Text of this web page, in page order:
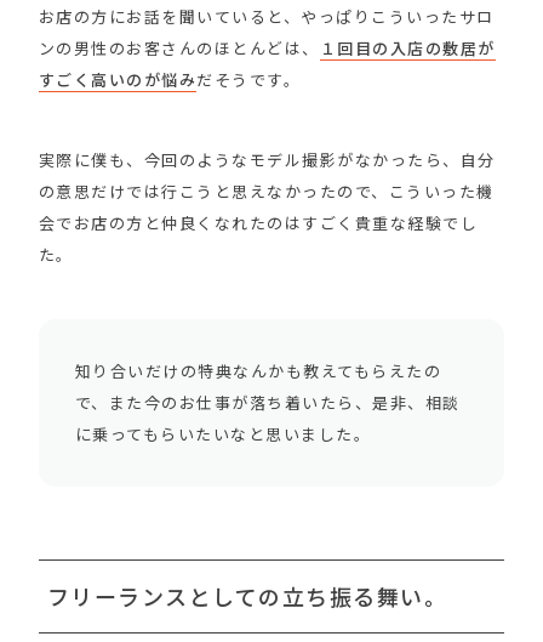
お店の方にお話を聞いていると、やっぱりこういったサロ
ンの男性のお客さんのほとんどは、
１回目の入店の敷居が
すごく高いのが悩みだそうです。
実際に僕も、今回のようなモデル撮影がなかったら、自分
の意思だけでは行こうと思えなかったので、こういった機
会でお店の方と仲良くなれたのはすごく貴重な経験でし
た。
知り合いだけの特典なんかも教えてもらえたの
で、また今のお仕事が落ち着いたら、是非、相談
に乗ってもらいたいなと思いました。
フリーランスとしての立ち振る舞い。